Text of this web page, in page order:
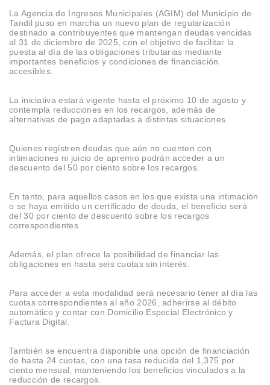
La Agencia de Ingresos Municipales (AGIM) del Municipio de
Tandil puso en marcha un nuevo plan de regularización
destinado a contribuyentes que mantengan deudas vencidas
al 31 de diciembre de 2025, con el objetivo de facilitar la
puesta al día de las obligaciones tributarias mediante
importantes beneficios y condiciones de financiación
accesibles.
La iniciativa estará vigente hasta el próximo 10 de agosto y
contempla reducciones en los recargos, además de
alternativas de pago adaptadas a distintas situaciones.
Quienes registren deudas que aún no cuenten con
intimaciones ni juicio de apremio podrán acceder a un
descuento del 50 por ciento sobre los recargos.
En tanto, para aquellos casos en los que exista una intimación
o se haya emitido un certificado de deuda, el beneficio será
del 30 por ciento de descuento sobre los recargos
correspondientes.
Además, el plan ofrece la posibilidad de financiar las
obligaciones en hasta seis cuotas sin interés.
Para acceder a esta modalidad será necesario tener al día las
cuotas correspondientes al año 2026, adherirse al débito
automático y contar con Domicilio Especial Electrónico y
Factura Digital.
También se encuentra disponible una opción de financiación
de hasta 24 cuotas, con una tasa reducida del 1,375 por
ciento mensual, manteniendo los beneficios vinculados a la
reducción de recargos.